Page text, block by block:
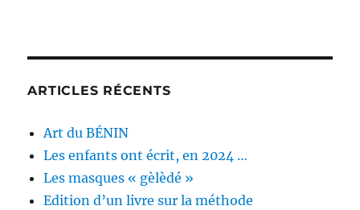
ARTICLES RÉCENTS
Art du BÉNIN
Les enfants ont écrit, en 2024 …
Les masques « gèlèdé »
Edition d’un livre sur la méthode